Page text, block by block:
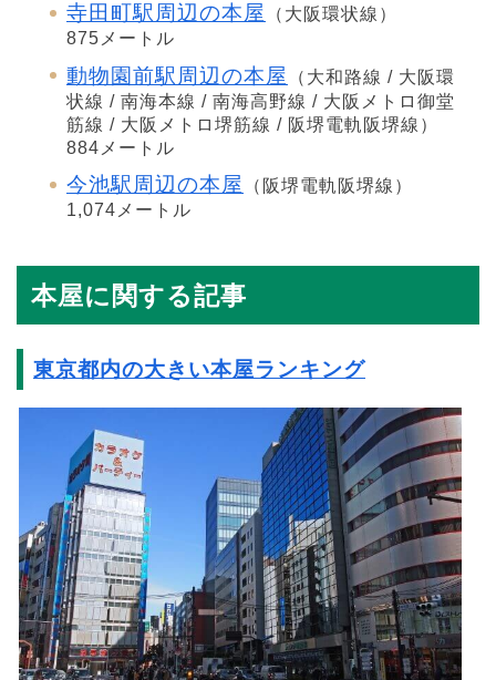
寺田町駅周辺の本屋
（大阪環状線）
875メートル
動物園前駅周辺の本屋
（大和路線 / 大阪環
状線 / 南海本線 / 南海高野線 / 大阪メトロ御堂
筋線 / 大阪メトロ堺筋線 / 阪堺電軌阪堺線）
884メートル
今池駅周辺の本屋
（阪堺電軌阪堺線）
1,074メートル
本屋に関する記事
東京都内の大きい本屋ランキング